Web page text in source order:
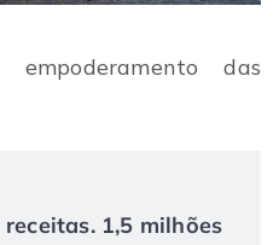
empoderamento das
1,5 milhões